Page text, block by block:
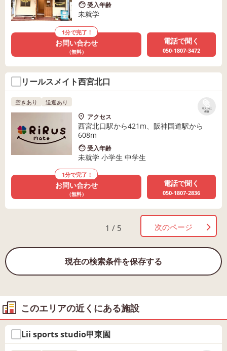
受入年齢
未就学
1分で完了！
お問い合わせ
（無料）
電話で聞く
050-1807-3472
リールスメイト西宮北口
リストに
保存
空きあり 送迎あり
アクセス
西宮北口駅から421m、阪神国道駅から
608m
受入年齢
未就学 小学生 中学生
1分で完了！
お問い合わせ
（無料）
電話で聞く
050-1807-2836
1 / 5 次のページ
現在の検索条件を保存する
このエリアの近くにある施設
Lii sports studio甲東園